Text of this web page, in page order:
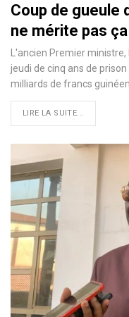
Coup de gueule
ne mérite pas ça
L'ancien Premier
jeudi de cinq ans de
milliards de francs
LIRE LA SUITE...